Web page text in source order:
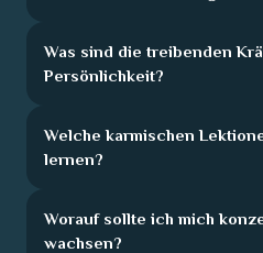
Was sind die treibenden
Persönlichkeit?
Welche karmischen
lernen?
Worauf sollte ich mich
wachsen?